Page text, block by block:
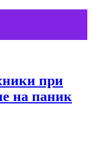
при
на паник